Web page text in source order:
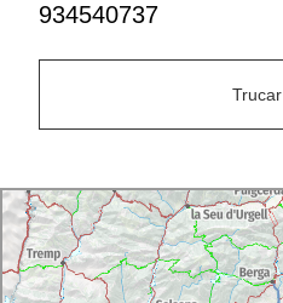
934540737
Trucar